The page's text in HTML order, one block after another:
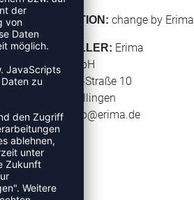
KOLLEKTION: change by Erima
HERSTELLER: Erima
Erima GmbH
Carl-Zeiss-Straße 10
72793 Pfullingen
E-Mail:
info@erima.de